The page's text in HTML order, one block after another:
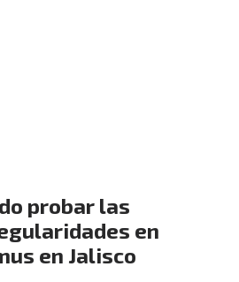
probar las
en
en Jalisco